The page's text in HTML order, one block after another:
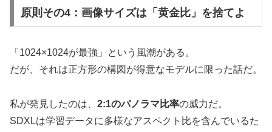
原則その4：画像サイズは「黄金比」を捨てよ
「1024×1024が最強」という風潮がある。
だが、それは正方形の構図が得意なモデルに限った話だ。
私が発見したのは、 2:1のパノラマ比率の威力だ。
SDXLは学習データに多様なアスペクト比を含んでいるた